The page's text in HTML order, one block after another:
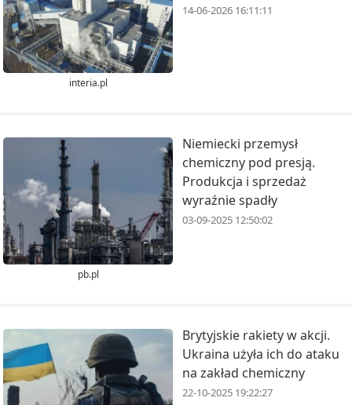
interia.pl
14-06-2026 16:11:11
pb.pl
Niemiecki przemysł
chemiczny pod presją.
Produkcja i sprzedaż
wyraźnie spadły
03-09-2025 12:50:02
Brytyjskie rakiety w akcji.
Ukraina użyła ich do ataku
na zakład chemiczny
22-10-2025 19:22:27